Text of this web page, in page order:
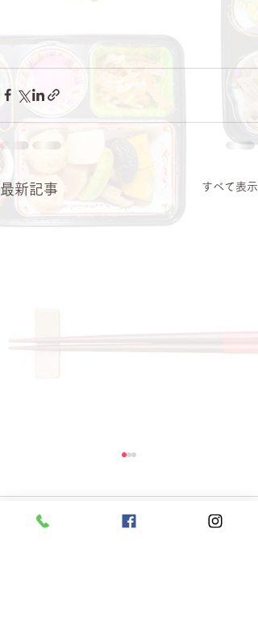
最新記事 すべて表示
コメント